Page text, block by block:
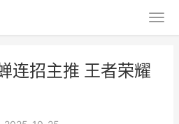
连招主推 王者荣耀